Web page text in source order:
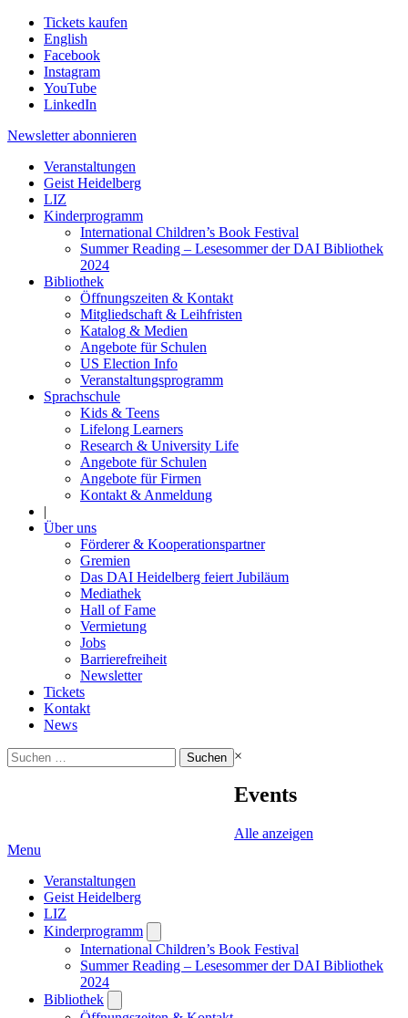
Tickets kaufen
English
Facebook
Instagram
YouTube
LinkedIn
Newsletter abonnieren
Veranstaltungen
Geist Heidelberg
LIZ
Kinderprogramm
International Children’s Book Festival
Summer Reading – Lesesommer der DAI Bibliothek
2024
Bibliothek
Öffnungszeiten & Kontakt
Mitgliedschaft & Leihfristen
Katalog & Medien
Angebote für Schulen
US Election Info
Veranstaltungsprogramm
Sprachschule
Kids & Teens
Lifelong Learners
Research & University Life
Angebote für Schulen
Angebote für Firmen
Kontakt & Anmeldung
|
Über uns
Förderer & Kooperationspartner
Gremien
Das DAI Heidelberg feiert Jubiläum
Mediathek
Hall of Fame
Vermietung
Jobs
Barrierefreiheit
Newsletter
Tickets
Kontakt
News
Suchen
nach:
×
Events
Alle anzeigen
Menu
Veranstaltungen
Geist Heidelberg
LIZ
Kinderprogramm
submenu
International Children’s Book Festival
Summer Reading – Lesesommer der DAI Bibliothek
2024
Bibliothek
submenu